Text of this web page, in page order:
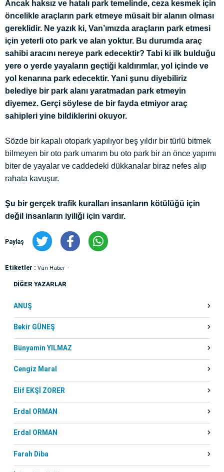
Ancak haksız ve hatalı park temelinde, ceza kesmek için
öncelikle araçların park etmeye müsait bir alanın olması
gereklidir. Ne yazık ki, Van’ımızda araçların park etmesi
için yeterli oto park ve alan yoktur. Bu durumda araç
sahibi aracını nereye park edecektir? Tabi ki ilk bulduğu
yere o yerde yayaların geçtiği kaldırımlar, yol içinde ve
yol kenarına park edecektir. Yani şunu diyebiliriz
belediye bir park alanı yaratmadan park etmeyin
diyemez. Gerçi söylese de bir fayda etmiyor araç
sahipleri yine bildiklerini okuyor.
Sözde bir kapalı otopark yapılıyor beş yıldır bir türlü bitmek
bilmeyen bir oto park umarım bu oto park bir an önce yapımı
biter de yayalar ve caddedeki dükkanalar biraz nefes alıp
rahata kavuşur.
Şu bir gerçek trafik kuralları insanların kötülüğü için
değil insanların iyiliği için vardır.
Paylaş
Etiketler : Van Haber
DİĞER YAZARLAR
ANUŞ
Bekir GÜNEŞ
Bünyamin YILMAZ
Cengiz Maral
Elif EKŞİ ZORER
Erdal ORMAN
Erdal ORMAN
Farah Diba